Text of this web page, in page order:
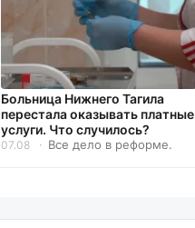
Больница Нижнего Тагила
перестала оказывать платные
услуги. Что случилось?
07.08 Все дело в реформе.